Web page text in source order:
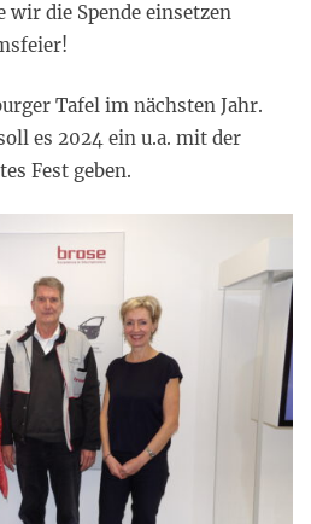
die Spende einsetzen
Tafel im nächsten Jahr.
es 2024 ein u.a. mit der
Fest geben.